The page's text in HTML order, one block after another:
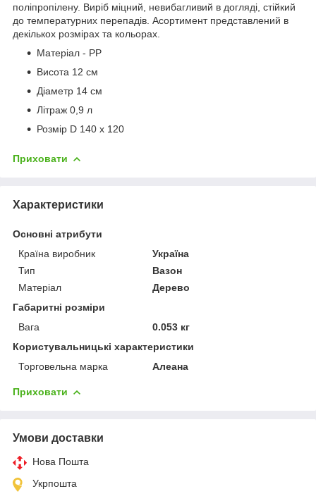
поліпропілену. Виріб міцний, невибагливий в догляді, стійкий
до температурних перепадів. Асортимент представлений в
декількох розмірах та кольорах.
Матеріал - PP
Висота 12 см
Діаметр 14 см
Літраж 0,9 л
Розмір D 140 x 120
Приховати
Характеристики
Основні атрибути
Країна виробник
Україна
Тип
Вазон
Матеріал
Дерево
Габаритні розміри
Вага
0.053 кг
Користувальницькі характеристики
Торговельна марка
Алеана
Приховати
Умови доставки
Нова Пошта
Укрпошта